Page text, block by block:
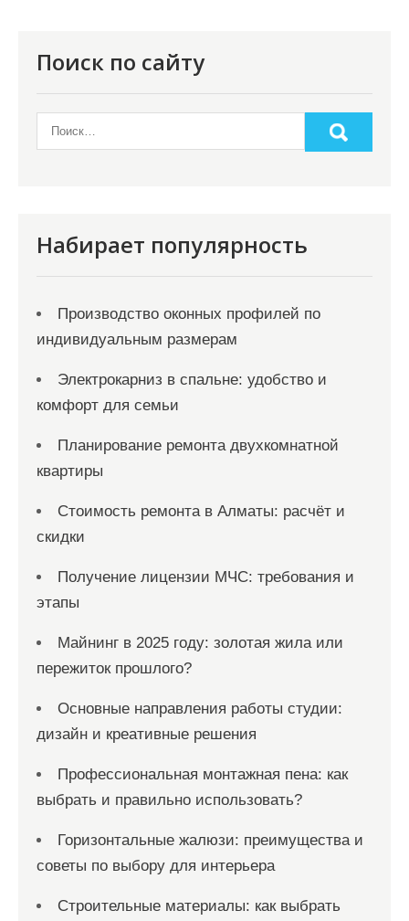
м
Поиск по сайту
Набирает популярность
Производство оконных профилей по
индивидуальным размерам
Электрокарниз в спальне: удобство и
комфорт для семьи
Планирование ремонта двухкомнатной
квартиры
Стоимость ремонта в Алматы: расчёт и
скидки
Получение лицензии МЧС: требования и
этапы
Майнинг в 2025 году: золотая жила или
пережиток прошлого?
Основные направления работы студии:
дизайн и креативные решения
Профессиональная монтажная пена: как
выбрать и правильно использовать?
Горизонтальные жалюзи: преимущества и
советы по выбору для интерьера
Строительные материалы: как выбрать